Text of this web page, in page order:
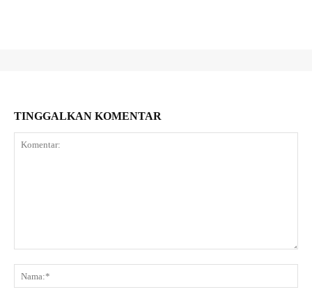
TINGGALKAN KOMENTAR